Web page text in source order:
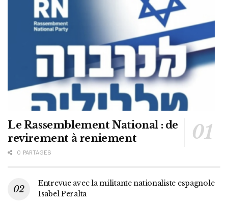
Le Rassemblement National : de
revirement à reniement
0 PARTAGES
Entrevue avec la militante nationaliste espagnole
Isabel Peralta